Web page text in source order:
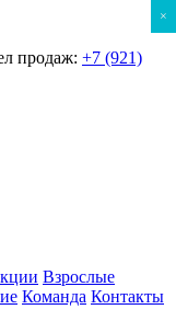
продаж: +7 (921)
Взрослые
Команда Контакты
×